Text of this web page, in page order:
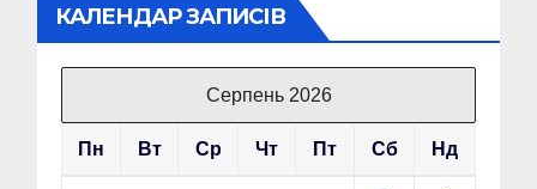
КАЛЕНДАР ЗАПИСІВ
Серпень 2026
Пн Вт Ср Чт Пт Сб Нд